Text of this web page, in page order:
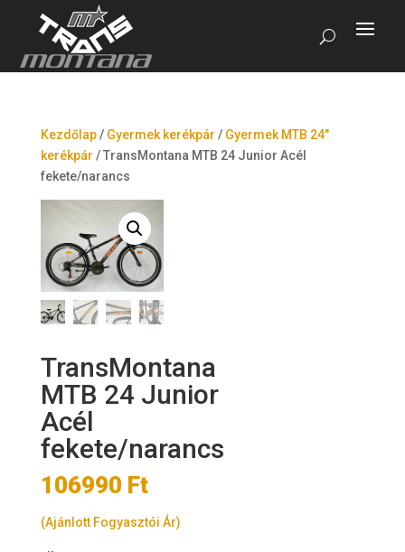
Kezdőlap/ Gyermek kerékpár / Gyermek MTB 24"
kerékpár /TransMontana MTB 24 Junior Acél
fekete/narancs
TransMontana
MTB 24 Junior
Acél
fekete/narancs
106990 Ft
(Ajánlott Fogyasztói Ár)